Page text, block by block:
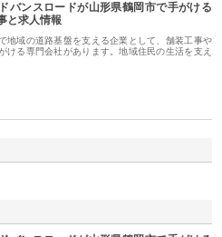
バンスロードが山形県鶴岡市で手がける
と求人情報
地域の道路基盤を支える企業として、舗装工事や
ける専門会社があります。地域住民の生活を支え